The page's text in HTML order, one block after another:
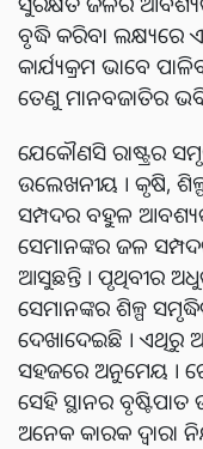
ବୃଦ୍ଧି କରିବା ଲକ୍ଷ୍ୟରେ
କାର୍ଯ୍ୟକ୍ରମ ଭାବେ
ତେଣୁ ମାନବଜାତିର
ଯେକୌଣସି ରାଷ୍ଟ୍ରର
ଉଲେଖନୀୟ । କୃଷି,
ସମ୍ପଦର ବହୁଳ
ସେମାନଙ୍କର ଜଳ
ଆସୁଛନ୍ତି । ପୃଥିବୀର
ସେମାନଙ୍କର ଶିଳ୍ପ
ଦେଖାଦେଇଛି । ଏଥିରୁ
ସହଜରେ ଅନୁମେୟ ।
ସେହି ସ୍ଥାନର
ଅନେକ କାରକ ଦ୍ଵାରା